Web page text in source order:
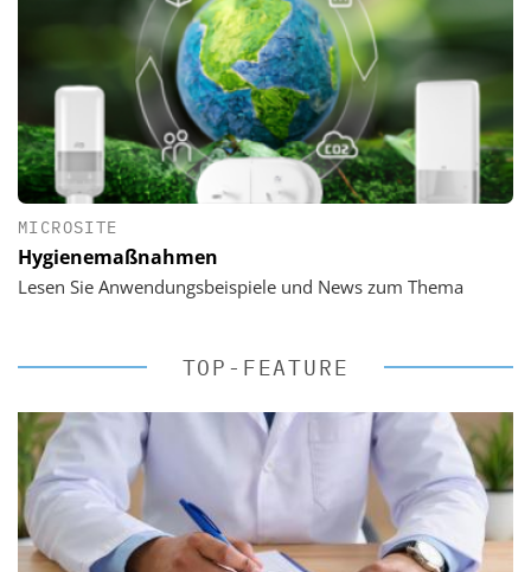
MICROSITE
Hygienemaßnahmen
Lesen Sie Anwendungsbeispiele und News zum Thema
TOP-FEATURE